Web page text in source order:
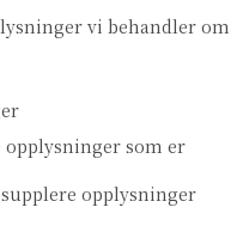
vi behandler om
opplysninger som er
opplysninger